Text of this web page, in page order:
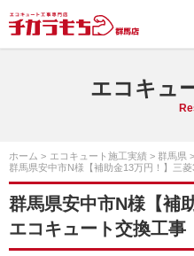
エコキュ
ホーム エコキュート施工実績
群馬県
群馬県安中市N様【補助金13万円！】三
群馬県安中市N様【補
エコキュート交換工事